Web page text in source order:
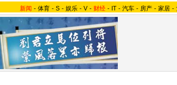
新闻 - 体育 - S - 娱乐 - V - 财经 - IT - 汽车 - 房产 - 家居 -